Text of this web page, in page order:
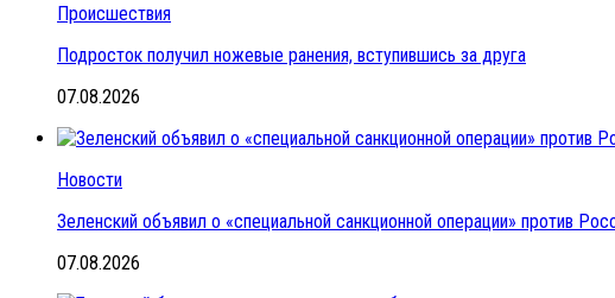
Происшествия
Подросток получил ножевые ранения, вступившись за друга
07.08.2026
Новости
Зеленский объявил о «специальной санкционной операции» против
07.08.2026